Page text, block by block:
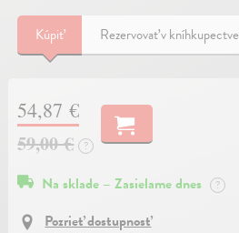
Kúpiť Rezervovať v kníhkupectve
54,87 €
59,00 €
?
Na sklade – Zasielame dnes ?
Pozrieť dostupnosť